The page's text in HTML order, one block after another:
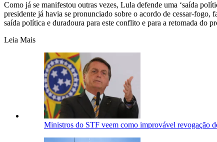
Como já se manifestou outras vezes, Lula defende uma ‘saída
presidente já havia se pronunciado sobre o acordo de cessar-fogo,
saída política e duradoura para este conflito e para a retomada do
Leia Mais
Ministros do STF veem como improvável revogação